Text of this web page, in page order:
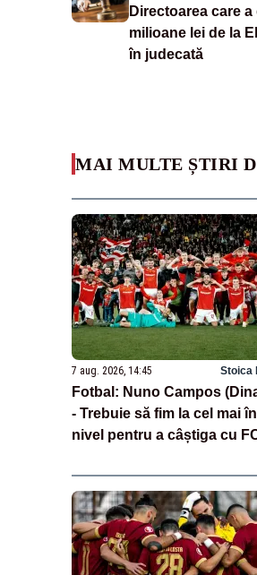
Directoarea care
milioane lei de la
în judecată
MAI MULTE ȘTIRI
7 aug. 2026, 14:45 Stoica
Fotbal: Nuno Campos
- Trebuie să fim la cel mai
nivel pentru a câștiga cu